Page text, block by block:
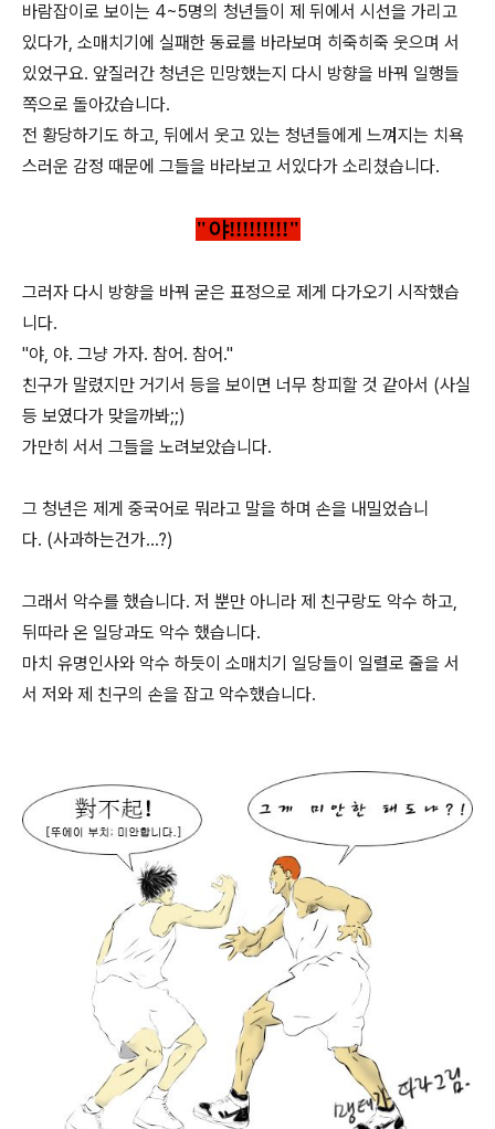
바람잡이로 보이는 4~5명의 청년들이 제 뒤에서 시선을 가리고
있다가, 소매치기에 실패한 동료를 바라보며 히죽히죽 웃으며 서
있었구요. 앞질러간 청년은 민망했는지 다시 방향을 바꿔 일행들
쪽으로 돌아갔습니다.
전 황당하기도 하고, 뒤에서 웃고 있는 청년들에게 느껴지는 치욕
스러운 감정 때문에 그들을 바라보고 서있다가 소리쳤습니다.
"야!!!!!!!!!"
그러자 다시 방향을 바꿔 굳은 표정으로 제게 다가오기 시작했습
니다.
"야, 야. 그냥 가자. 참어. 참어."
친구가 말렸지만 거기서 등을 보이면 너무 창피할 것 같아서 (사실
등 보였다가 맞을까봐;;)
가만히 서서 그들을 노려보았습니다.
그 청년은 제게 중국어로 뭐라고 말을 하며 손을 내밀었습니
다. (사과하는건가...?)
그래서 악수를 했습니다. 저 뿐만 아니라 제 친구랑도 악수 하고,
뒤따라 온 일당과도 악수 했습니다.
마치 유명인사와 악수 하듯이 소매치기 일당들이 일렬로 줄을 서
서 저와 제 친구의 손을 잡고 악수했습니다.